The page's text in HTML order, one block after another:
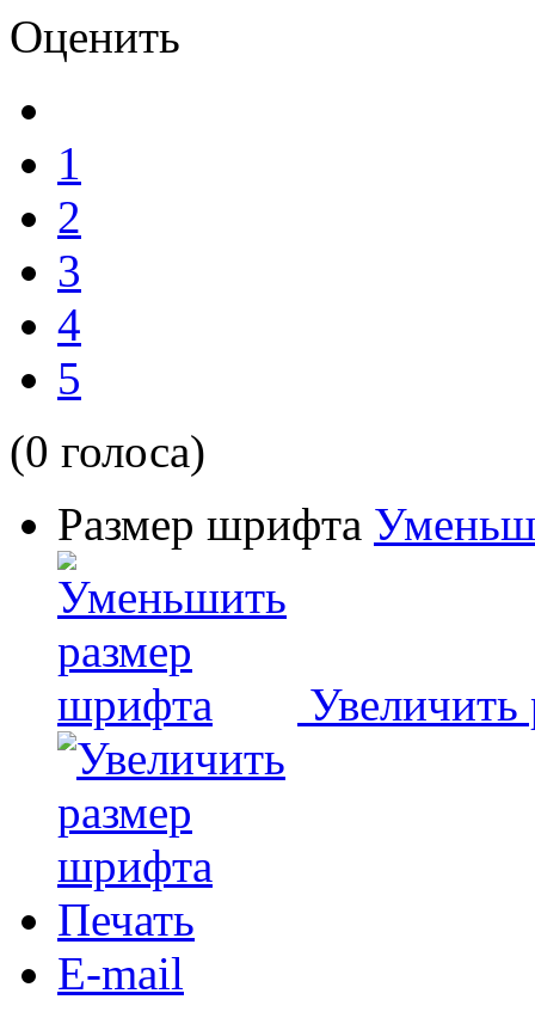
Оценить
1
2
3
4
5
(0 голоса)
Размер шрифта
Печать
E-mail